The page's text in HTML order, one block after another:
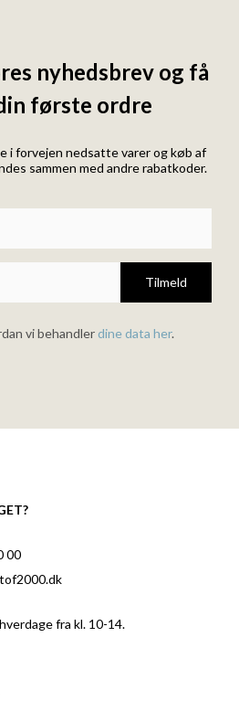
nyhedsbrev og få
første ordre
i forvejen nedsatte varer og køb af
sammen med andre rabatkoder.
Tilmeld
vi behandlerdine data her.
00
fra kl. 10-14.